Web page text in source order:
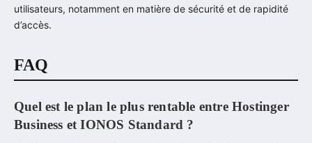
utilisateurs, notamment en matière de sécurité et de rapidité
d’accès.
FAQ
Quel est le plan le plus rentable entre Hostinger
Business et IONOS Standard ?